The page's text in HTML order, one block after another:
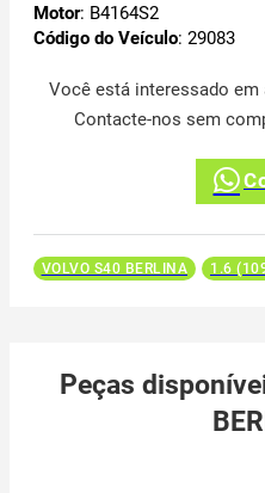
Motor: B4164S2
Código do Veículo: 29083
Você está interessado em
Contacte-nos sem
VOLVO S40 BERLINA 1.6
Peças